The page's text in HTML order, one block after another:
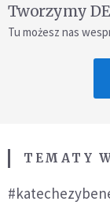
Tworzymy
Tu możesz nas
TEMATY